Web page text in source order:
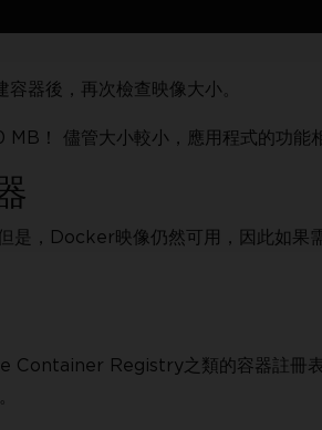
器後，再次檢查映像大小。
！ 儘管大小較小，應用程式的功能
是，Docker映像仍然可用，因此如果
Registry之類的容器註冊表